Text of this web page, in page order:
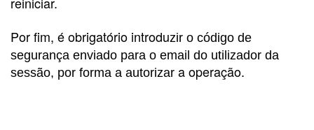
Por fim, é obrigatório introduzir o código de
segurança enviado para o email do utilizador da
sessão, por forma a autorizar a operação.